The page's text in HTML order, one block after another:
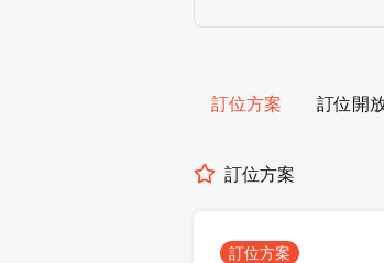
訂位方案 訂位開
訂位方案
訂位方案